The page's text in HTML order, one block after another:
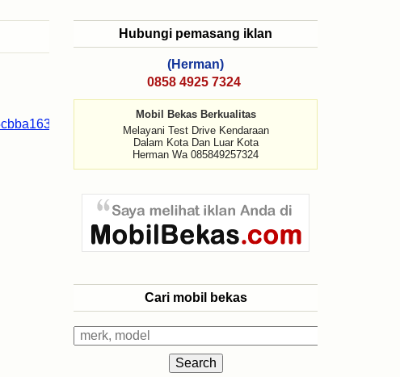
Hubungi pemasang iklan
(Herman)
0858 4925 7324
Mobil Bekas Berkualitas
Melayani Test Drive Kendaraan
Dalam Kota Dan Luar Kota
Herman Wa 085849257324
Cari mobil bekas